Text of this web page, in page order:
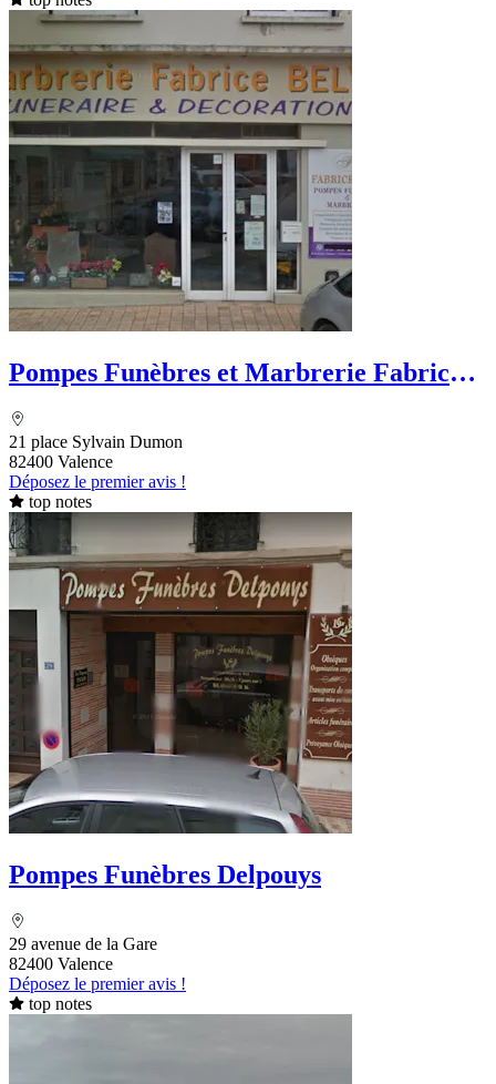
Pompes Funèbres et Marbrerie Fabrice
21 place Sylvain Dumon
82400 Valence
Déposez le premier avis !
top notes
Pompes Funèbres Delpouys
29 avenue de la Gare
82400 Valence
Déposez le premier avis !
top notes